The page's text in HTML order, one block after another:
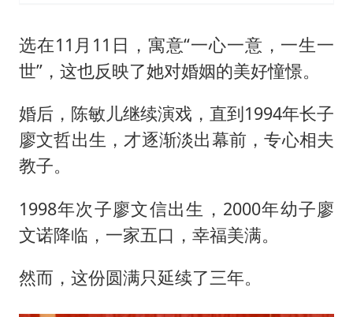
选在11月11日，寓意“一心一意，一生一
世”，这也反映了她对婚姻的美好憧憬。
婚后，陈敏儿继续演戏，直到1994年长子
廖文哲出生，才逐渐淡出幕前，专心相夫
教子。
1998年次子廖文信出生，2000年幼子廖
文诺降临，一家五口，幸福美满。
然而，这份圆满只延续了三年。